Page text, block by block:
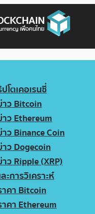
โตเคอเรนซี่
ว Bitcoin
ว Ethereum
ว Binance Coin
ว Dogecoin
ว Ripple (XRP)
ะการวิเคราะห์
คา Bitcoin
คา Ethereum